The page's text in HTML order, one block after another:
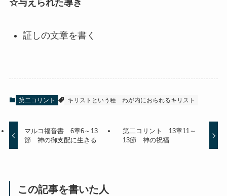
☆与えられた導き
証しの文章を書く
第二コリント キリストという種 わが内におられるキリスト
マルコ福音書 6章6～13
節 神の御支配に生きる
第二コリント 13章11～
13節 神の祝福
この記事を書いた人